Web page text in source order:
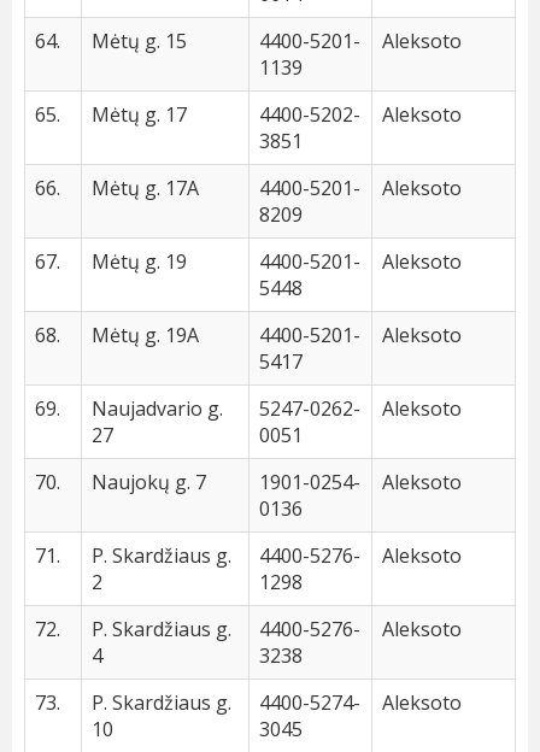
64.
Mėtų g. 15
4400-5201-
1139
Aleksoto
65. Mėtų g. 17
4400-5202-
3851
Aleksoto
66. Mėtų g. 17A
4400-5201-
8209
Aleksoto
67. Mėtų g. 19
4400-5201-
5448
Aleksoto
68. Mėtų g. 19A
4400-5201-
5417
Aleksoto
69.
Naujadvario g.
27
5247-0262-
0051
Aleksoto
70. Naujokų g. 7
1901-0254-
0136
Aleksoto
71.
P. Skardžiaus g.
2
4400-5276-
1298
Aleksoto
72.
P. Skardžiaus g.
4
4400-5276-
3238
Aleksoto
73.
P. Skardžiaus g.
10
4400-5274-
3045
Aleksoto